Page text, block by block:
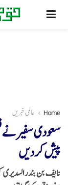
Home عالمی خبریں
سعودی سفیر
پیش کردیں
نایف بن بندر السدیری